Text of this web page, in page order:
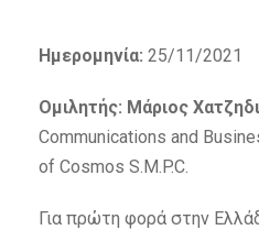
Ημερομηνία: 25/11/2021
Ομιλητής: Μάριος
Communications and
of Cosmos S.M.P.C.
Για πρώτη φορά στην